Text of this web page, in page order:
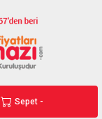
Sepet -